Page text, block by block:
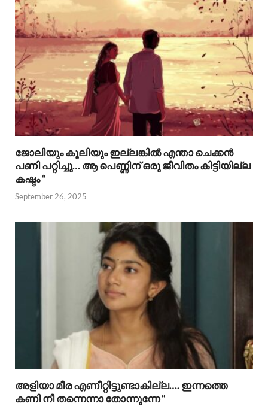
ജോലിയും കൂലിയും ഇല്ലങ്കിൽ എന്താ ചെക്കൻ
പണി പറ്റിച്ചു… ആ പെണ്ണിന് ഒരു ജീവിതം കിട്ടിയില്ല
കഷ്ടം “
September 26, 2025
അളിയാ മീര എണീറ്റിട്ടുണ്ടാകില്ല…. ഇന്നത്തെ
കണി നീ തന്നെന്നാ തോന്നുന്നേ “